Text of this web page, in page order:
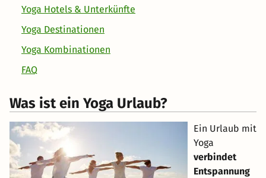
Yoga Hotels & Unterkünfte
Yoga Destinationen
Yoga Kombinationen
FAQ
Was ist ein Yoga Urlaub?
Ein Urlaub mit
Yoga
verbindet
Entspannung